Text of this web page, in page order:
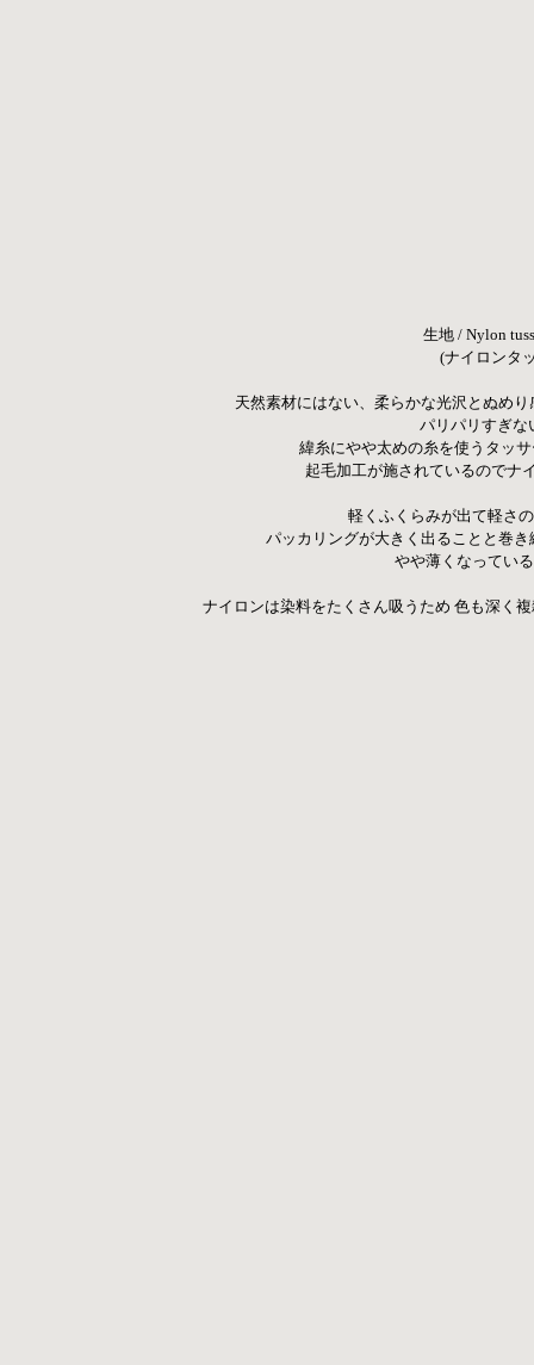
生地 / Nylon
(ナイロンタ
天然素材にはない、柔らかな光沢とぬめ
パリパリすぎ
緯糸にやや太めの糸を使うタッ
起毛加工が施されているのでナ
軽くふくらみが出て軽さ
パッカリングが大きく出ることと巻
やや薄くなってい
ナイロンは染料をたくさん吸うため 色も深く